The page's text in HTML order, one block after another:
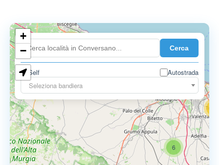
Cerca
Self
Autostrada
Seleziona bandiera
4
6
+
−